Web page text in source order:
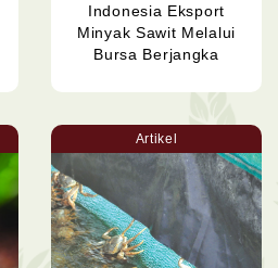
Indonesia Eksport
Minyak Sawit Melalui
Bursa Berjangka
Artikel